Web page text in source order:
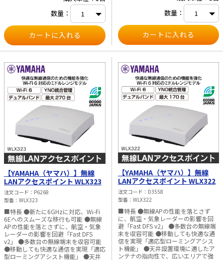
数量：
数量：
【YAMAHA（ヤマハ）】無線
LANアクセスポイント WLX323
注文コード
P6268
型番
WLX323
■特長 ●新たに6GHzに対応、Wi-Fi
6Eへのスムーズな移行も可能 ●無線
APの性能を落とさずに、航空・気象
レーダーの影響を回避「Fast DFS
v2」 ●多数台の無線端末を収容可能
●移動しても快適な通信を実現「適応
型ローミングアシスト機能」 ●天井
【YAMAHA（ヤマハ）】無線
LANアクセスポイント WLX322
注文コード
D3558
型番
WLX322
■特長 ●無線APの性能を落とさず
に、航空・気象レーダーの影響を回
避「Fast DFS v2」 ●多数台の無線端
末を収容可能 ●移動しても快適な通
信を実現「適応型ローミングアシス
ト機能」 ●天井設置環境に適したア
ンテナの指向性で、広いエリアで強